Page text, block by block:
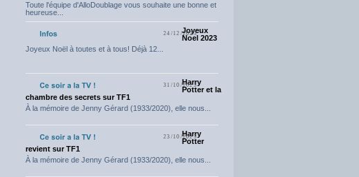
Toute l'équipe d'AlloDoublage vous souhaite une bonne et
heureuse...
24/12/2023
Joyeux
Noel 2023
Joyeux Noël à toutes et à tous! Déjà 12...
31/10/2023
Harry
Potter et la
chambre des secrets sur TF1
À la mémoire de Jenny Gérard (1933/2020), elle nous...
23/10/2023
Harry
Potter
revient sur TF1
À la mémoire de Jenny Gérard (1933/2020), elle nous...